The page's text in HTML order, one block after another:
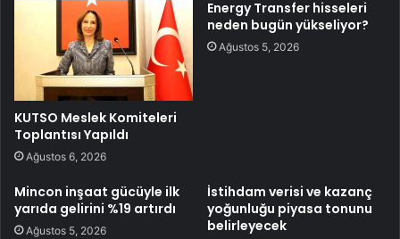
KUTSO Meslek Komiteleri
Toplantısı Yapıldı
Ağustos 6, 2026
Energy Transfer hisseleri
neden bugün yükseliyor?
Ağustos 5, 2026
Mincon inşaat gücüyle ilk
yarıda gelirini %19 artırdı
Ağustos 5, 2026
İstihdam verisi ve kazanç
yoğunluğu piyasa tonunu
belirleyecek